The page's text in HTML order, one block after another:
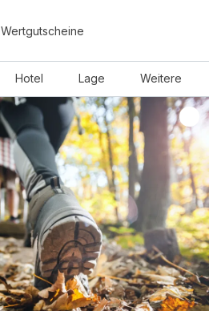
Wertgutscheine
Hotel Lage Weitere